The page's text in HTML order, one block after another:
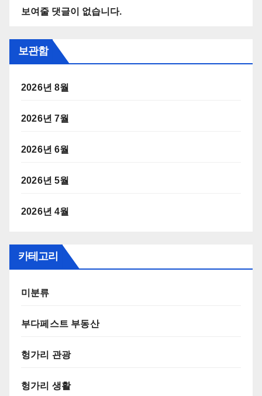
보여줄 댓글이 없습니다.
보관함
2026년 8월
2026년 7월
2026년 6월
2026년 5월
2026년 4월
카테고리
미분류
부다페스트 부동산
헝가리 관광
헝가리 생활